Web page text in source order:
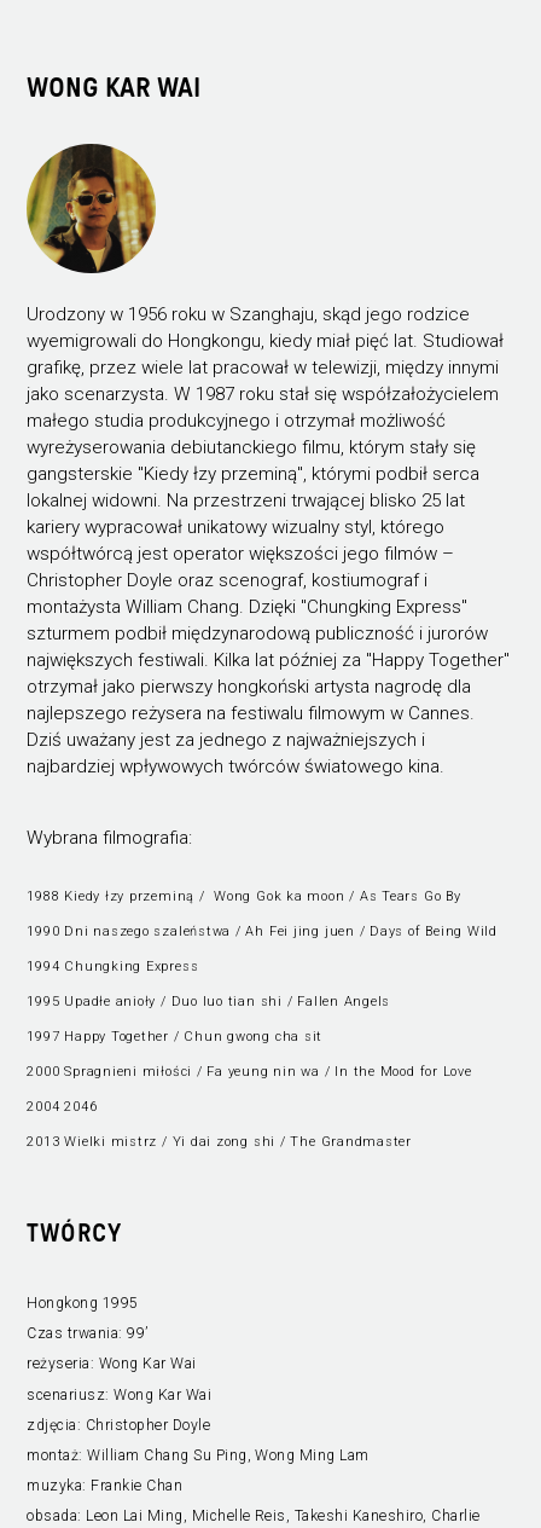
TWÓRCY
Hongkong 1995
Czas trwania: 99’
reżyseria: Wong Kar Wai
scenariusz:Wong Kar Wai
zdjęcia: Christopher Doyle
montaż:William Chang Su Ping, Wong Ming Lam
muzyka: Frankie Chan
obsada: Leon Lai Ming, Michelle Reis, Takeshi Kaneshiro, Charlie
WONG KAR WAI
Urodzony w 1956 roku w Szanghaju, skąd jego rodzice
wyemigrowali do Hongkongu, kiedy miał pięć lat. Studiował
grafikę, przez wiele lat pracował w telewizji, między innymi
jako scenarzysta. W 1987 roku stał się współzałożycielem
małego studia produkcyjnego i otrzymał możliwość
wyreżyserowania debiutanckiego filmu, którym stały się
gangsterskie "Kiedy łzy przeminą", którymi podbił serca
lokalnej widowni. Na przestrzeni trwającej blisko 25 lat
kariery wypracował unikatowy wizualny styl, którego
współtwórcą jest operator większości jego filmów –
Christopher Doyle oraz scenograf, kostiumograf i
montażysta William Chang. Dzięki "Chungking Express"
szturmem podbił międzynarodową publiczność i jurorów
największych festiwali. Kilka lat później za "Happy Together"
otrzymał jako pierwszy hongkoński artysta nagrodę dla
najlepszego reżysera na festiwalu filmowym w Cannes.
Dziś uważany jest za jednego z najważniejszych i
najbardziej wpływowych twórców światowego kina.
Wybrana filmografia:
1988 Kiedy łzy przeminą / Wong Gok ka moon / As Tears Go By
1990 Dni naszego szaleństwa / Ah Fei jing juen / Days of Being Wild
1994 Chungking Express
1995 Upadłe anioły / Duo luo tian shi / Fallen Angels
1997 Happy Together / Chun gwong cha sit
2000 Spragnieni miłości / Fa yeung nin wa / In the Mood for Love
2004 2046
2013 Wielki mistrz / Yi dai zong shi / The Grandmaster